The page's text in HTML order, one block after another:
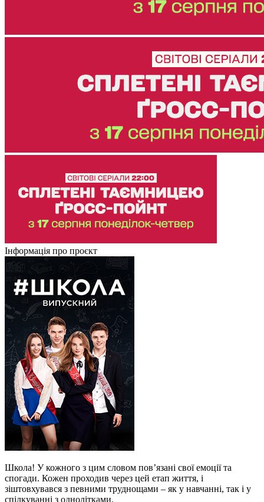
Інформація про проєкт
Школа! У кожного з цим словом пов’язані свої емоції та
спогади. Кожен проходив через цей етап життя, і
зіштовхувався з певними труднощами – як у навчанні, так і у
спілкуванні з однолітками.